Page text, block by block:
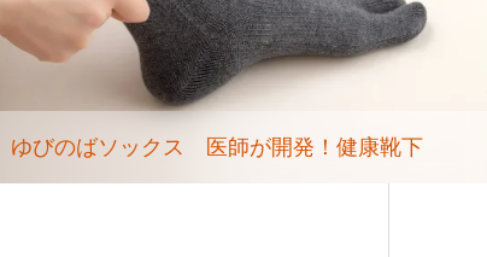
ゆびのばソックス 医師が開発！健康靴下